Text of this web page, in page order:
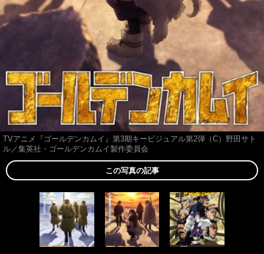
TVアニメ『ゴールデンカムイ』第3期キービジュアル第2弾（C）野田サト
ル／集英社・ゴールデンカムイ製作委員会
この写真の記事